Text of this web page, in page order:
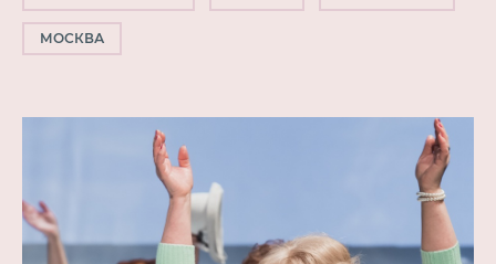
МОСКВА